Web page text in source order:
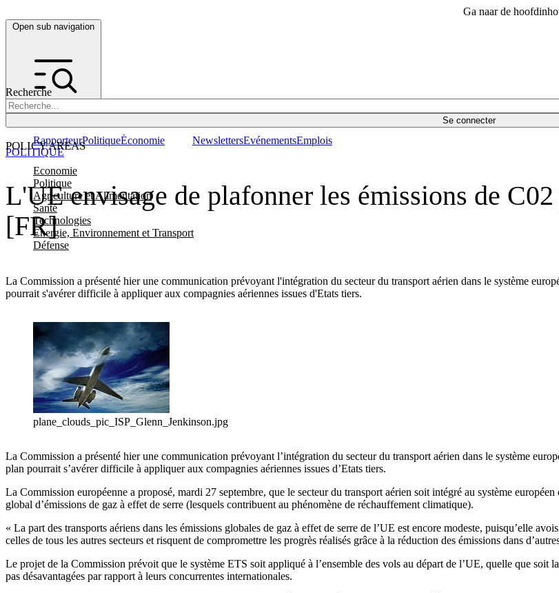
Ga naar de
Open sub navigation
Recherche
Se connecter
POLICY AREAS
Economie
Politique
Agriculture et Alimentation
Santé
Technologies
Energie, Environnement et Transport
Défense
RapporteurPolitiqueÉconomie NewslettersEvénementsEmplois
L'UE envisage de plafonner les émissions de
[FR]
La Commission a présenté hier une communication prévoyant l'intégration du secteur du transport aérien dans le système
pourrait s'avérer difficile à appliquer aux compagnies aériennes issues d'Etats tiers.
POLITIQUE
plane_clouds_pic_ISP_Glenn_Jenkinson.jpg
La Commission a présenté hier une communication prévoyant l’intégration du secteur du transport aérien dans le système
plan pourrait s’avérer difficile à appliquer aux compagnies aériennes issues d’Etats tiers.
La Commission européenne a proposé, mardi 27 septembre, que le secteur du transport aérien soit intégré au système
global d’émissions de gaz à effet de serre (lesquels contribuent au phénomène de réchauffement climatique).
« La part des transports aériens dans les émissions globales de gaz à effet de serre de l’UE est encore modeste, puisqu’elle
celles de tous les autres secteurs et risquent de compromettre les progrès réalisés grâce à la réduction des émissions dans
Le projet de la Commission prévoit que le système ETS soit appliqué à l’ensemble des vols au départ de l’UE, quelle que soit
pas désavantagées par rapport à leurs concurrentes internationales.